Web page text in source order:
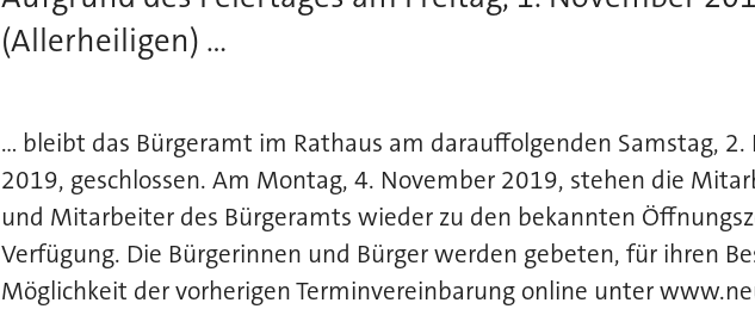
(Allerheiligen) ...
... bleibt das Bürgeramt im Rathaus am darauffolgenden Samstag, 2.
2019, geschlossen. Am Montag, 4. November 2019, stehen die
und Mitarbeiter des Bürgeramts wieder zu den bekannten
Verfügung. Die Bürgerinnen und Bürger werden gebeten, für ihren
Möglichkeit der vorherigen Terminvereinbarung online unter